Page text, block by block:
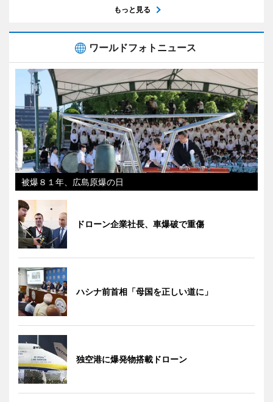
もっと見る
ワールドフォトニュース
被爆８１年、広島原爆の日
ドローン企業社長、車爆破で重傷
ハシナ前首相「母国を正しい道に」
独空港に爆発物搭載ドローン